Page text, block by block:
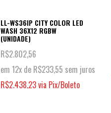
LL-WS36IP CITY COLOR LED
WASH 36X12 RGBW
(UNIDADE)
R$2.802,56
em 12x de R$233,55 sem juros
R$2.438,23via Pix/Boleto